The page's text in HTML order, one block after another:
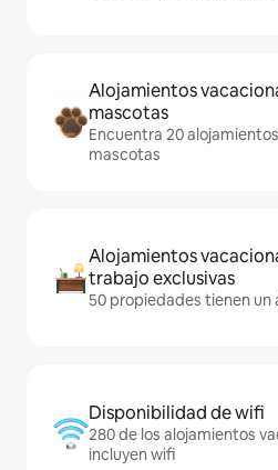
Alojamientos
mascotas
Encuentra 20
mascotas
Alojamientos
trabajo exclusivas
50 propiedades tienen un
Disponibilidad de wifi
280 de los alojamientos
incluyen wifi